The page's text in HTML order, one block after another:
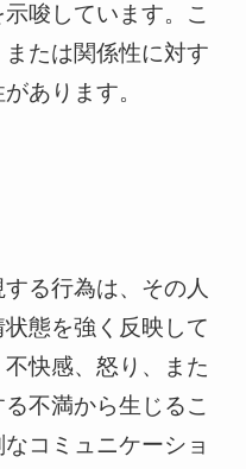
唆しています。こ
たは関係性に対す
あります。
る行為は、その人
態を強く反映して
快感、怒り、また
不満から生じるこ
コミュニケーショ